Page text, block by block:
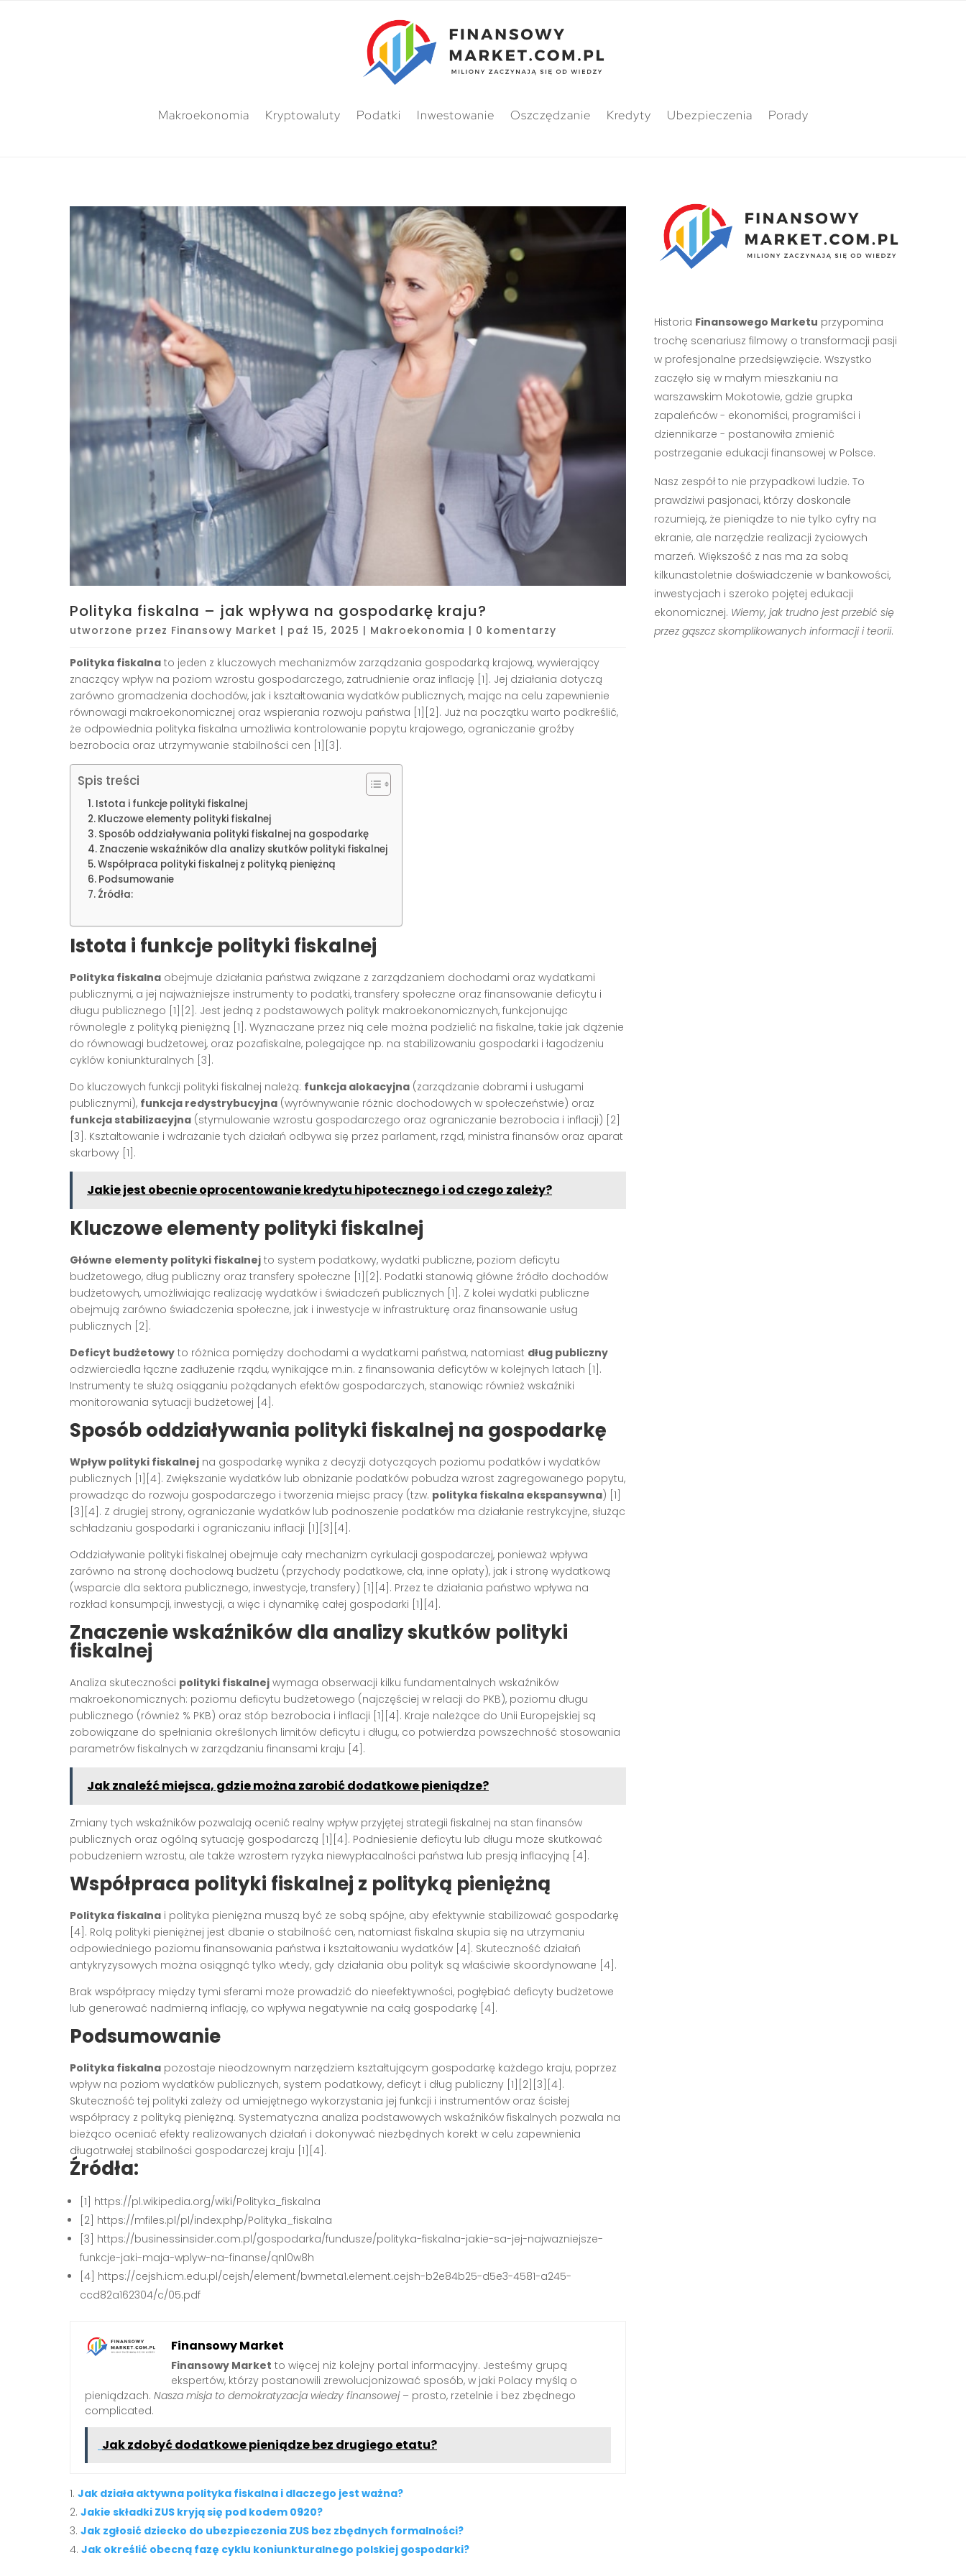
Makroekonomia Kryptowaluty Podatki Inwestowanie Oszczędzanie Kredyty Ubezpieczenia Porady
Polityka fiskalna – jak wpływa na gospodarkę kraju?
utworzone przez Finansowy Market | paź 15, 2025 | Makroekonomia | 0 komentarzy
Polityka fiskalna to jeden z kluczowych mechanizmów zarządzania gospodarką krajową, wywierający
znaczący wpływ na poziom wzrostu gospodarczego, zatrudnienie oraz inflację [1] . Jej działania dotyczą
zarówno gromadzenia dochodów, jak i kształtowania wydatków publicznych, mając na celu zapewnienie
równowagi makroekonomicznej oraz wspierania rozwoju państwa [1][2] . Już na początku warto podkreślić,
że odpowiednia polityka fiskalna umożliwia kontrolowanie popytu krajowego, ograniczanie groźby
bezrobocia oraz utrzymywanie stabilności cen [1][3] .
Spis treści
Istota i funkcje polityki fiskalnej
Kluczowe elementy polityki fiskalnej
Sposób oddziaływania polityki fiskalnej na gospodarkę
Znaczenie wskaźników dla analizy skutków polityki fiskalnej
Współpraca polityki fiskalnej z polityką pieniężną
Podsumowanie
Źródła:
Istota i funkcje polityki fiskalnej
Polityka fiskalna obejmuje działania państwa związane z zarządzaniem dochodami oraz wydatkami
publicznymi, a jej najważniejsze instrumenty to podatki, transfery społeczne oraz finansowanie deficytu i
długu publicznego [1][2] . Jest jedną z podstawowych polityk makroekonomicznych, funkcjonując
równolegle z polityką pieniężną [1] . Wyznaczane przez nią cele można podzielić na fiskalne, takie jak dążenie
do równowagi budżetowej, oraz pozafiskalne, polegające np. na stabilizowaniu gospodarki i łagodzeniu
cyklów koniunkturalnych [3] .
Do kluczowych funkcji polityki fiskalnej należą: funkcja alokacyjna (zarządzanie dobrami i usługami
publicznymi), funkcja redystrybucyjna (wyrównywanie różnic dochodowych w społeczeństwie) oraz
funkcja stabilizacyjna (stymulowanie wzrostu gospodarczego oraz ograniczanie bezrobocia i inflacji) [2]
[3] . Kształtowanie i wdrażanie tych działań odbywa się przez parlament, rząd, ministra finansów oraz aparat
skarbowy [1] .
Jakie jest obecnie oprocentowanie kredytu hipotecznego i od czego zależy?
Kluczowe elementy polityki fiskalnej
Główne elementy polityki fiskalnej to system podatkowy, wydatki publiczne, poziom deficytu
budżetowego, dług publiczny oraz transfery społeczne [1][2] . Podatki stanowią główne źródło dochodów
budżetowych, umożliwiając realizację wydatków i świadczeń publicznych [1] . Z kolei wydatki publiczne
obejmują zarówno świadczenia społeczne, jak i inwestycje w infrastrukturę oraz finansowanie usług
publicznych [2] .
Deficyt budżetowy to różnica pomiędzy dochodami a wydatkami państwa, natomiast dług publiczny
odzwierciedla łączne zadłużenie rządu, wynikające m.in. z finansowania deficytów w kolejnych latach [1] .
Instrumenty te służą osiąganiu pożądanych efektów gospodarczych, stanowiąc również wskaźniki
monitorowania sytuacji budżetowej [4] .
Sposób oddziaływania polityki fiskalnej na gospodarkę
Wpływ polityki fiskalnej na gospodarkę wynika z decyzji dotyczących poziomu podatków i wydatków
publicznych [1][4] . Zwiększanie wydatków lub obniżanie podatków pobudza wzrost zagregowanego popytu,
prowadząc do rozwoju gospodarczego i tworzenia miejsc pracy (tzw. polityka fiskalna ekspansywna) [1]
[3][4] . Z drugiej strony, ograniczanie wydatków lub podnoszenie podatków ma działanie restrykcyjne, służąc
schładzaniu gospodarki i ograniczaniu inflacji [1][3][4] .
Oddziaływanie polityki fiskalnej obejmuje cały mechanizm cyrkulacji gospodarczej, ponieważ wpływa
zarówno na stronę dochodową budżetu (przychody podatkowe, cła, inne opłaty), jak i stronę wydatkową
(wsparcie dla sektora publicznego, inwestycje, transfery) [1][4] . Przez te działania państwo wpływa na
rozkład konsumpcji, inwestycji, a więc i dynamikę całej gospodarki [1][4] .
Znaczenie wskaźników dla analizy skutków polityki
fiskalnej
Analiza skuteczności polityki fiskalnej wymaga obserwacji kilku fundamentalnych wskaźników
makroekonomicznych: poziomu deficytu budżetowego (najczęściej w relacji do PKB), poziomu długu
publicznego (również % PKB) oraz stóp bezrobocia i inflacji [1][4] . Kraje należące do Unii Europejskiej są
zobowiązane do spełniania określonych limitów deficytu i długu, co potwierdza powszechność stosowania
parametrów fiskalnych w zarządzaniu finansami kraju [4] .
Jak znaleźć miejsca, gdzie można zarobić dodatkowe pieniądze?
Zmiany tych wskaźników pozwalają ocenić realny wpływ przyjętej strategii fiskalnej na stan finansów
publicznych oraz ogólną sytuację gospodarczą [1][4] . Podniesienie deficytu lub długu może skutkować
pobudzeniem wzrostu, ale także wzrostem ryzyka niewypłacalności państwa lub presją inflacyjną [4] .
Współpraca polityki fiskalnej z polityką pieniężną
Polityka fiskalna i polityka pieniężna muszą być ze sobą spójne, aby efektywnie stabilizować gospodarkę
[4] . Rolą polityki pieniężnej jest dbanie o stabilność cen, natomiast fiskalna skupia się na utrzymaniu
odpowiedniego poziomu finansowania państwa i kształtowaniu wydatków [4] . Skuteczność działań
antykryzysowych można osiągnąć tylko wtedy, gdy działania obu polityk są właściwie skoordynowane [4] .
Brak współpracy między tymi sferami może prowadzić do nieefektywności, pogłębiać deficyty budżetowe
lub generować nadmierną inflację, co wpływa negatywnie na całą gospodarkę [4] .
Podsumowanie
Polityka fiskalna pozostaje nieodzownym narzędziem kształtującym gospodarkę każdego kraju, poprzez
wpływ na poziom wydatków publicznych, system podatkowy, deficyt i dług publiczny [1][2][3][4] .
Skuteczność tej polityki zależy od umiejętnego wykorzystania jej funkcji i instrumentów oraz ścisłej
współpracy z polityką pieniężną. Systematyczna analiza podstawowych wskaźników fiskalnych pozwala na
bieżąco oceniać efekty realizowanych działań i dokonywać niezbędnych korekt w celu zapewnienia
długotrwałej stabilności gospodarczej kraju [1][4] .
Źródła:
[1] https://pl.wikipedia.org/wiki/Polityka_fiskalna
[2] https://mfiles.pl/pl/index.php/Polityka_fiskalna
[3] https://businessinsider.com.pl/gospodarka/fundusze/polityka-fiskalna-jakie-sa-jej-najwazniejsze-
funkcje-jaki-maja-wplyw-na-finanse/qnl0w8h
[4] https://cejsh.icm.edu.pl/cejsh/element/bwmeta1.element.cejsh-b2e84b25-d5e3-4581-a245-
ccd82a162304/c/05.pdf
Finansowy Market
Finansowy Market to więcej niż kolejny portal informacyjny. Jesteśmy grupą
ekspertów, którzy postanowili zrewolucjonizować sposób, w jaki Polacy myślą o
pieniądzach. Nasza misja to demokratyzacja wiedzy finansowej– prosto, rzetelnie i bez zbędnego
complicated.
Jak zdobyć dodatkowe pieniądze bez drugiego etatu?
Jak działa aktywna polityka fiskalna i dlaczego jest ważna?
Jakie składki ZUS kryją się pod kodem 0920?
Jak zgłosić dziecko do ubezpieczenia ZUS bez zbędnych formalności?
Jak określić obecną fazę cyklu koniunkturalnego polskiej gospodarki?
Historia Finansowego Marketu przypomina
trochę scenariusz filmowy o transformacji pasji
w profesjonalne przedsięwzięcie. Wszystko
zaczęło się w małym mieszkaniu na
warszawskim Mokotowie, gdzie grupka
zapaleńców - ekonomiści, programiści i
dziennikarze - postanowiła zmienić
postrzeganie edukacji finansowej w Polsce.
Nasz zespół to nie przypadkowi ludzie. To
prawdziwi pasjonaci, którzy doskonale
rozumieją, że pieniądze to nie tylko cyfry na
ekranie, ale narzędzie realizacji życiowych
marzeń. Większość z nas ma za sobą
kilkunastoletnie doświadczenie w bankowości,
inwestycjach i szeroko pojętej edukacji
ekonomicznej. Wiemy, jak trudno jest przebić się
przez gąszcz skomplikowanych informacji i teorii.